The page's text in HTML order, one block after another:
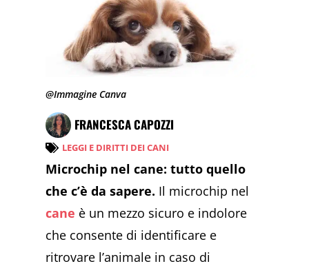
@Immagine Canva
FRANCESCA CAPOZZI
LEGGI E DIRITTI DEI CANI
Microchip nel cane: tutto quello
che c’è da sapere. Il microchip nel
cane è un mezzo sicuro e indolore
che consente di identificare e
ritrovare l’animale in caso di